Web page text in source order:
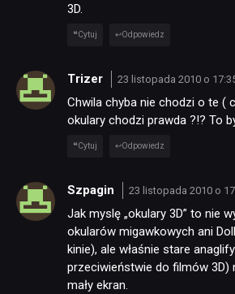
NEWSY
RECENZJE
3D.
Cytuj Odpowiedz
Trizer 23 listopada 2010 o
Chwila chyba nie chodzi o te (
okulary chodzi prawda ?!? To
Cytuj Odpowiedz
Szpagin 23 listopada 2010 o
Jak myslę „okulary 3D” to nie
okularów migawkowych ani
kinie), ale właśnie stare
przeciwieństwie do filmów 3D)
mały ekran.